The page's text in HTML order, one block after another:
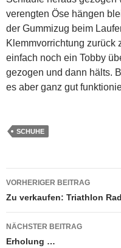
verengten Öse hängen
der Gummizug beim
Klemmvorrichtung zurück
einfach noch ein Tobby
gezogen und dann hälts.
es aber ganz gut
SCHUHE
VORHERIGER BEITRAG
Zu verkaufen: Triathlon
NÄCHSTER BEITRAG
Erholung …